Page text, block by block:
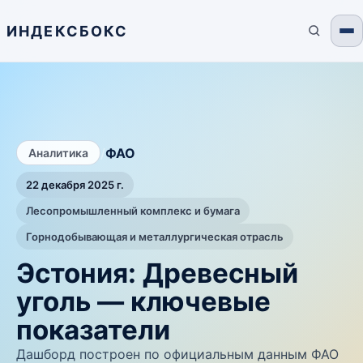
ИНДЕКСБОКС
Аналитика ФАО
22 декабря 2025 г.
Лесопромышленный комплекс и бумага
Горнодобывающая и металлургическая отрасль
Эстония: Древесный
уголь — ключевые
показатели
Дашборд построен по официальным данным ФАО